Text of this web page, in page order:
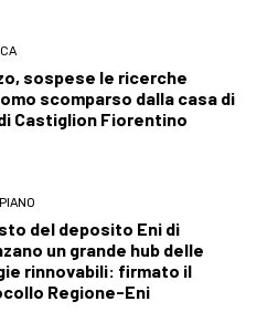
sospese le ricerche
scomparso dalla casa di
Castiglion Fiorentino
del deposito Eni di
un grande hub delle
rinnovabili: firmato il
Regione-Eni